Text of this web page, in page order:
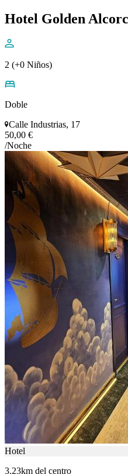
Hotel Golden
2 (+0 Niños)
Doble
Calle Industrias, 17
50,00 €
/Noche
Hotel
3.23km del centro